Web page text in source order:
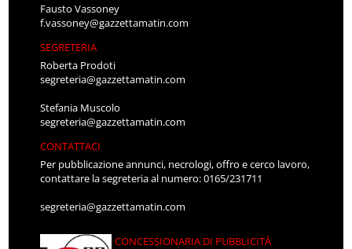
Fausto Vassoney
f.vassoney@gazzettamatin.com
SEGRETERIA
Roberta Prodoti
segreteria@gazzettamatin.com
Stefania Muscolo
segreteria@gazzettamatin.com
CONTATTACI
Per pubblicazione annunci, necrologi, offro e cerco lavoro,
contattare la segreteria al numero: 0165/231711
segreteria@gazzettamatin.com
CONCESSIONARIA DI PUBBLICITÀ